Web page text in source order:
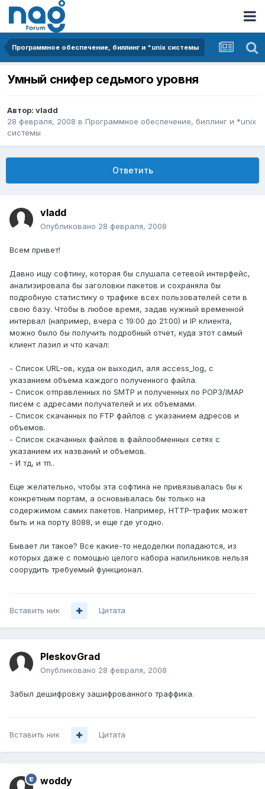
Программное обеспечение, биллинг и *unix системы
Умный снифер седьмого уровня
Автор: vladd
28 февраля, 2008 в Программное обеспечение, биллинг и *unix
системы
Ответить
vladd
Опубликовано 28 февраля, 2008
Всем привет!
Давно ищу софтину, которая бы слушала сетевой интерфейс,
анализировала бы заголовки пакетов и сохраняла бы
подробную статистику о трафике всех пользователей сети в
свою базу. Чтобы в любое время, задав нужный временной
интервал (например, вчера с 19:00 до 21:00) и IP клиента,
можно было бы получить подробный отчет, куда этот самый
клиент лазил и что качал:
- Список URL-ов, куда он выходил, аля access_log, с
указанием объема каждого полученного файла.
- Список отправленных по SMTP и полученных по POP3/IMAP
писем с адресами получателей и их объемами.
- Список скачанных по FTP файлов с указанием адресов и
объемов.
- Список скачанных файлов в файлообменных сетях с
указанием их названий и объемов.
- И тд, и тп..
Еще желательно, чтобы эта софтина не привязывалась бы к
конкретным портам, а основывалась бы только на
содержимом самих пакетов. Например, HTTP-трафик может
быть и на порту 8088, и еще где угодно.
Бывает ли такое? Все какие-то недоделки попадаются, из
которых даже с помощью целого набора напильников нельзя
соорудить требуемый функционал.
Вставить ник Цитата
PleskovGrad
Опубликовано 28 февраля, 2008
Забыл дешифровку зашифрованного траффика.
Вставить ник Цитата
woddy